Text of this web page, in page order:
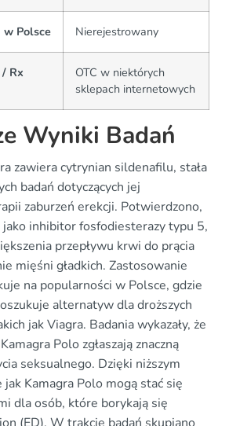
Polsce Nierejestrowany
Rx
OTC w niektórych
sklepach internetowych
Wyniki Badań
zawiera cytrynian sildenafilu, stała
badań dotyczących jej
zaburzeń erekcji. Potwierdzono,
jako inhibitor fosfodiesterazy typu 5,
przepływu krwi do prącia
mięśni gładkich. Zastosowanie
na popularności w Polsce, gdzie
alternatyw dla droższych
jak Viagra. Badania wykazały, że
Polo zgłaszają znaczną
seksualnego. Dzięki niższym
Kamagra Polo mogą stać się
dla osób, które borykają się